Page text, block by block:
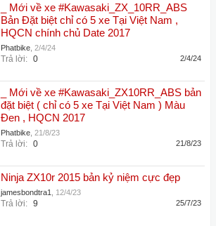
_ Mới về xe #Kawasaki_ZX_10RR_ABS
Bản Đặt biệt chỉ có 5 xe Tại Việt Nam ,
HQCN chính chủ Date 2017
Phatbike 2/4/24
Trả lời: 0 2/4/24
_ Mới về xe #Kawasaki_ZX10RR_ABS bản
đặt biệt ( chỉ có 5 xe Tại Việt Nam ) Màu
Đen , HQCN 2017
Phatbike 21/8/23
Trả lời: 0 21/8/23
Ninja ZX10r 2015 bản kỷ niệm cực đẹp
jamesbondtra1 12/4/23
Trả lời: 9 25/7/23